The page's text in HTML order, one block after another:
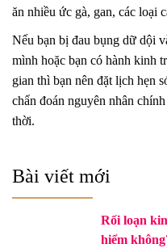
ăn nhiều ức gà, gan, các loại
Nếu bạn bị đau bụng dữ dội
mình hoặc bạn có hành kinh
gian thì bạn nên đặt lịch hẹn
chẩn đoán nguyên nhân
thời.
Bài viết mới
Rối loạn
hiểm